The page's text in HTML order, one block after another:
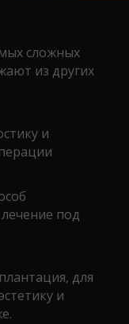
сложных
из других
и
под
для
и